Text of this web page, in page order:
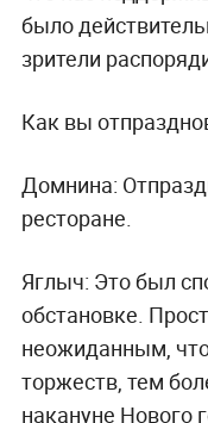
было
зрители
Как вы
Домнина:
ресторане.
Яглыч: Это был
обстановке.
неожиданным,
торжеств, тем
накануне Нового